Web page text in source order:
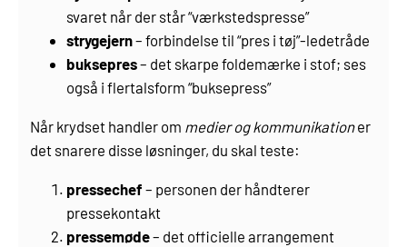
svaret når der står “værksteds­presse”
strygejern– forbindelse til “pres i tøj”-ledetråde
buksepres– det skarpe foldemærke i stof; ses
også i flertalsform “bukse­press”
Når krydset handler om medier og kommunikationer
det snarere disse løsninger, du skal teste:
pressechef – personen der håndterer
pressekontakt
pressemøde– det officielle arrangement